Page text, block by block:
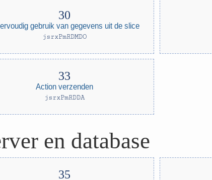
gebruik van gegevens uit de slice
jsrxPmRDMDO
Action verzenden
jsrxPmRDDA
en database